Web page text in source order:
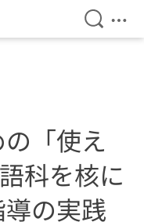
検索を
メ
「使え
科を核に
の実践